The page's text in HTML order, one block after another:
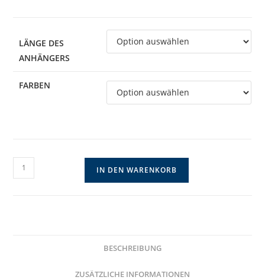
LÄNGE DES
ANHÄNGERS
FARBEN
Glitzernde
Kette
IN DEN WARENKORB
BESCHREIBUNG
ZUSÄTZLICHE INFORMATIONEN